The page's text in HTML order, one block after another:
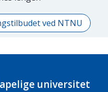
ved NTNU
universitet